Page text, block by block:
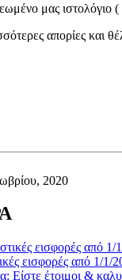
μας ιστολόγιο
απορίες και
2020
εισφορές από 1/1/